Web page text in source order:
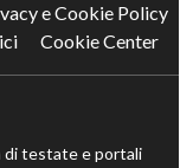
e Cookie Policy
Cookie Center
di testate e portali